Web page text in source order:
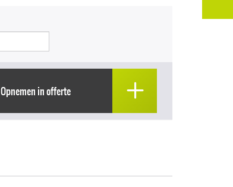
Opnemen in offerte